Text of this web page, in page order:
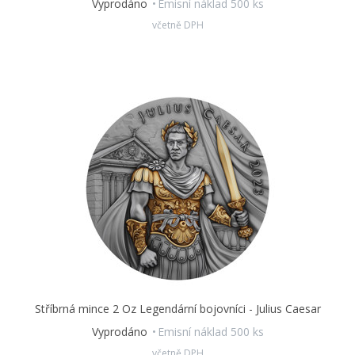
Vyprodáno
Emisní náklad 500 ks
včetně DPH
Stříbrná mince 2 Oz Legendární bojovníci - Julius Caesar
Vyprodáno
Emisní náklad 500 ks